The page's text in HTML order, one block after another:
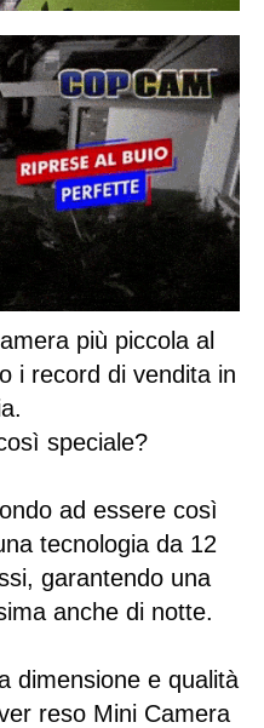
più piccola al
i record di vendita in
speciale?
ad essere così
tecnologia da 12
garantendo una
anche di notte.
dimensione e qualità
reso Mini Camera